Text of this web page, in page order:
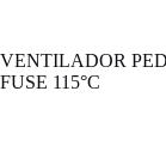
VENTILADOR
FUSE 115°C